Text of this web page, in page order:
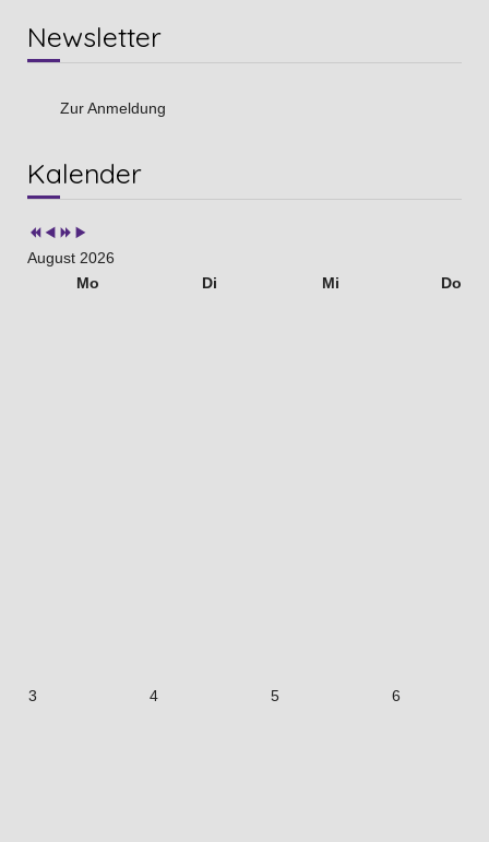
Newsletter
Zur Anmeldung
Kalender
JahrMonat
JahrMonat
August 2026
Mo
Di Mi Do
3 4 5 6